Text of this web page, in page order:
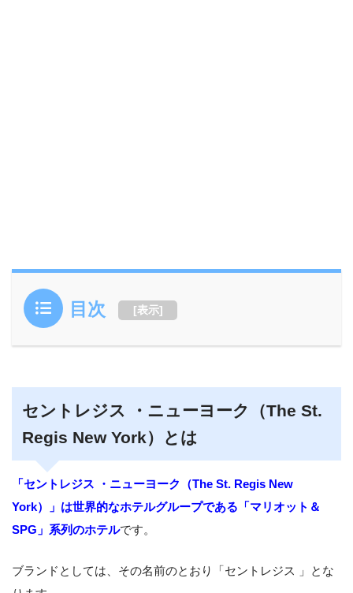
目次 [表示]
セントレジス ・ニューヨーク（The St.
Regis New York）とは
「セントレジス ・ニューヨーク（The St. Regis New
York）」は世界的なホテルグループである「マリオット＆
SPG」系列のホテルです。
ブランドとしては、その名前のとおり「セントレジス 」とな